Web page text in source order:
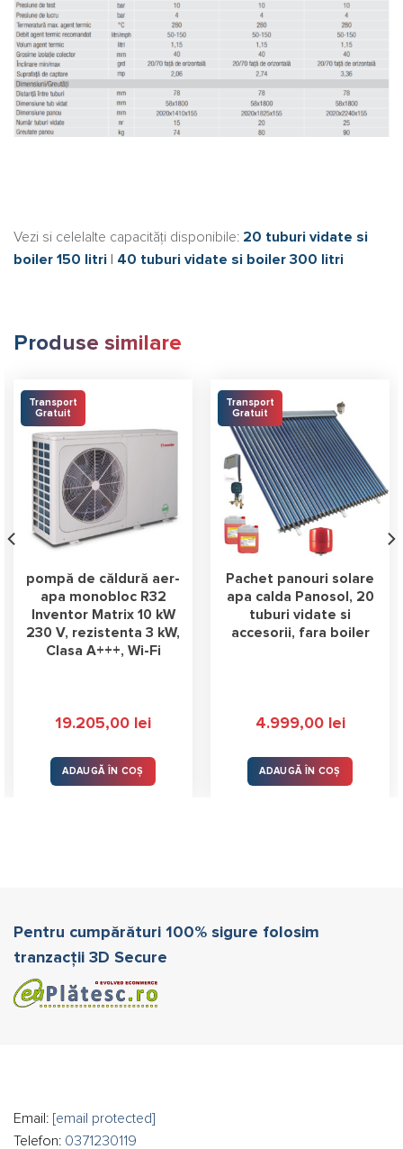
Vezi si celelalte capacităţi disponibile: 20 tuburi vidate si
boiler 150 litri
40 tuburi vidate si boiler 300 litri
Produse similare
Transport
Gratuit
pompă de căldură aer-
apa monobloc R32
Inventor Matrix 10 kW
230 V, rezistenta 3 kW,
Clasa A+++, Wi-Fi
19.205,00 lei
ADAUGĂ ÎN COȘ
Transport
Gratuit
Pachet panouri solare
apa calda Panosol, 20
tuburi vidate si
accesorii, fara boiler
4.999,00 lei
ADAUGĂ ÎN COȘ
Pentru cumpărături 100% sigure folosim
tranzacții 3D Secure
Email: [email protected]
Telefon: 0371230119